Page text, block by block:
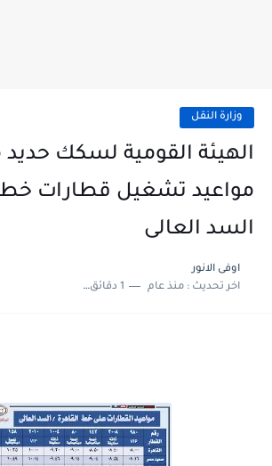
وزارة النقل
الهيئة القومية لسكك
مواعيد تشغيل قطارات خط
السد العالى
اوفى الانور
اخر تحديث :منذ عام 1 دقائق للقراءة